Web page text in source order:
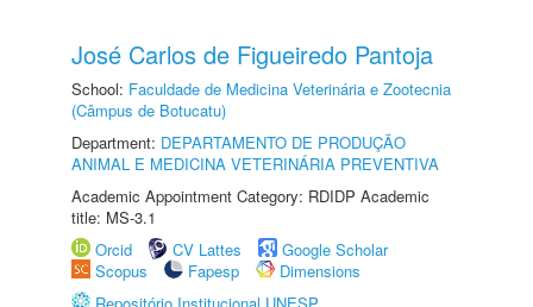
José Carlos de Figueiredo Pantoja
School: Faculdade de Medicina Veterinária e Zootecnia
(Câmpus de Botucatu)
Department: DEPARTAMENTO DE PRODUÇÃO
ANIMAL E MEDICINA VETERINÁRIA PREVENTIVA
Academic Appointment Category: RDIDP Academic
title: MS-3.1
Orcid
CV Lattes
Google Scholar
Scopus
Fapesp
Dimensions